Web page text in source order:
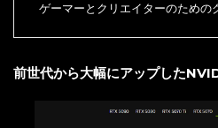
ゲーマーとクリエイターのための
前世代から大幅にアップした